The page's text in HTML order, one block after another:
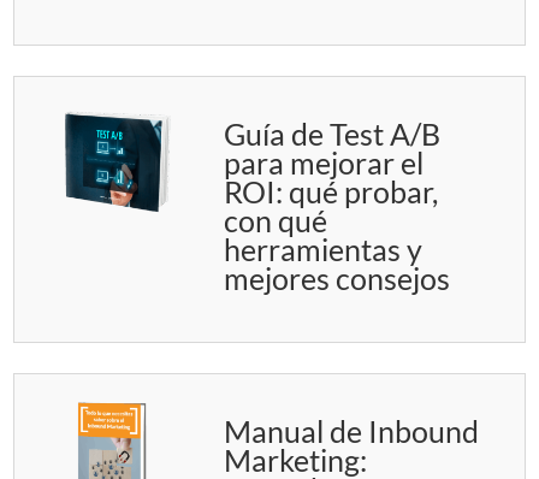
Guía de Test A/B
para mejorar el
ROI: qué probar,
con qué
herramientas y
mejores consejos
Manual de Inbound
Marketing: